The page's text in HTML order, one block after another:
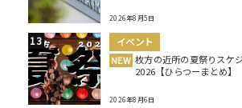
2026年8月5日
イベント
NEW 枚方の近所の夏祭りスケ
2026【ひらつーまとめ】
2026年8月6日